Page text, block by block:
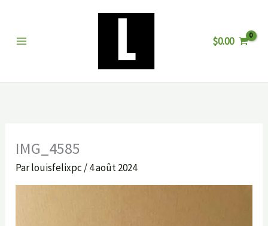
contenu
$0.00
IMG_4585
Parlouisfelixpc /4 août 2024